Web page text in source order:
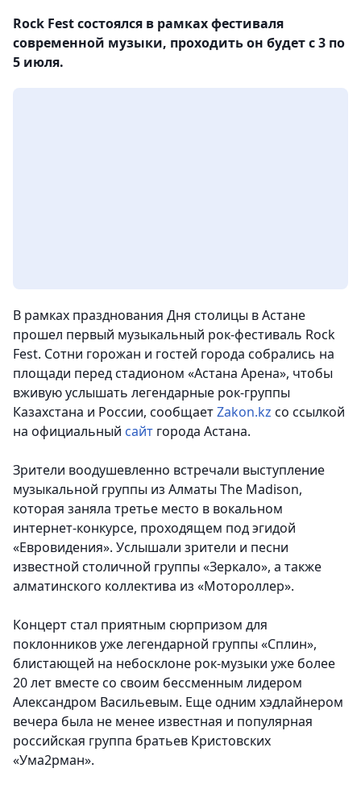
Rock Fest состоялся в рамках фестиваля
современной музыки, проходить он будет с 3 по
5 июля.
В рамках празднования Дня столицы в Астане
прошел первый музыкальный рок-фестиваль Rock
Fest. Сотни горожан и гостей города собрались на
площади перед стадионом «Астана Арена», чтобы
вживую услышать легендарные рок-группы
Казахстана и России, сообщаетZakon.kz со ссылкой
на официальный сайт города Астана.
Зрители воодушевленно встречали выступление
музыкальной группы из Алматы The Madison,
которая заняла третье место в вокальном
интернет-конкурсе, проходящем под эгидой
«Евровидения». Услышали зрители и песни
известной столичной группы «Зеркало», а также
алматинского коллектива из «Мотороллер».
Концерт стал приятным сюрпризом для
поклонников уже легендарной группы «Сплин»,
блистающей на небосклоне рок-музыки уже более
20 лет вместе со своим бессменным лидером
Александром Васильевым. Еще одним хэдлайнером
вечера была не менее известная и популярная
российская группа братьев Кристовских
«Ума2рман».